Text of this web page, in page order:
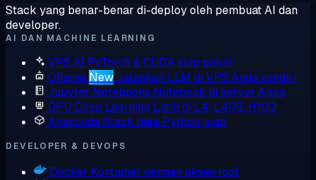
Stack yang benar-benar di-deploy oleh pembuat AI dan
developer.
AI DAN MACHINE LEARNING
VPS AI PyTorch & CUDA siap pakai
Ollama NewJalankan LLM di VPS Anda sendiri
Jupyter Notebooks Notebook di server Anda
GPU Deep Learning Latih di L4, L40S, H100
AnacondaStack data Python, siap
DEVELOPER & DEVOPS
Docker Kontainer dengan akses root